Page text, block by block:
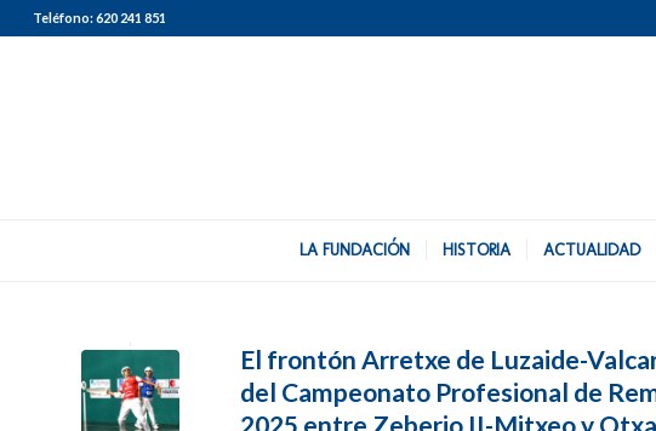
Teléfono:620 241 851
LA FUNDACIÓN HISTORIA ACTUALIDAD
El frontón Arretxe de Luzaide-
del Campeonato Profesional de
2025 entre Zeberio II-Mitxeo y